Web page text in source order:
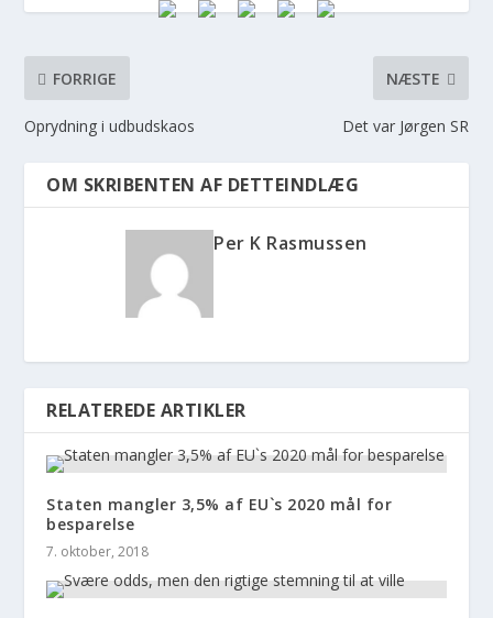
FORRIGE
Oprydning i udbudskaos
NÆSTE
Det var Jørgen SR
OM SKRIBENTEN AF DETTEINDLÆG
Per K Rasmussen
RELATEREDE ARTIKLER
Staten mangler 3,5% af EU`s 2020 mål for
besparelse
7. oktober, 2018